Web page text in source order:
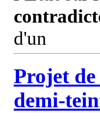
d'un
Projet
demi-